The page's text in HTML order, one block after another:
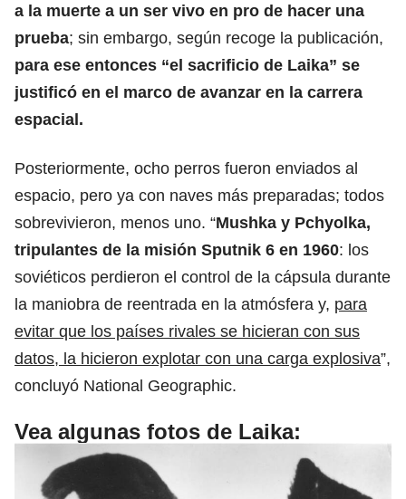
a la muerte a un ser vivo en pro de hacer una
prueba; sin embargo, según recoge la publicación,
para ese entonces “el sacrificio de Laika” se
justificó en el marco de avanzar en la carrera
espacial.
Posteriormente, ocho perros fueron enviados al
espacio, pero ya con naves más preparadas; todos
sobrevivieron, menos uno. “Mushka y Pchyolka,
tripulantes de la misión Sputnik 6 en 1960: los
soviéticos perdieron el control de la cápsula durante
la maniobra de reentrada en la atmósfera y, para
evitar que los países rivales se hicieran con sus
datos, la hicieron explotar con una carga explosiva”,
concluyó National Geographic.
Vea algunas fotos de Laika: